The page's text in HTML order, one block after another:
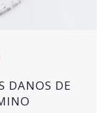
DANOS DE